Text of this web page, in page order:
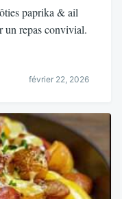
paprika & ail
un repas convivial.
février 22, 2026